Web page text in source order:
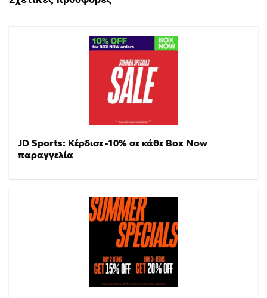
JD Sports: Κέρδισε -10% σε κάθε Box Now
παραγγελία